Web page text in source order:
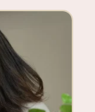
בלוג
צרי קשר